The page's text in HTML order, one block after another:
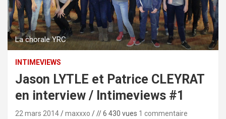
La chorale YRC
INTIMEVIEWS
Jason LYTLE et Patrice CLEYRAT
en interview / Intimeviews #1
22 mars 2014 maxxxo // 6 430 vues 1 commentaire